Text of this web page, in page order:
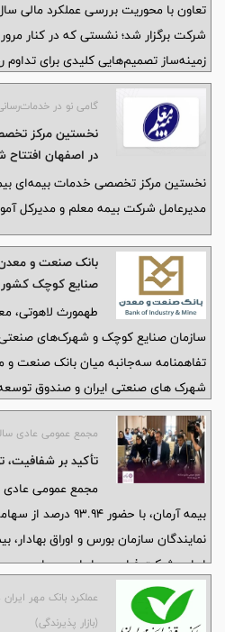
شرکت برگزار شد؛ نشستی که در کنار
زمینه‌ساز تصمیم‌هایی کلیدی برای
جدید بود
گامی نو در
نخستین مرکز
در اصفهان افتتاح
نخستین مرکز تخصصی خدمات بیمه‌ای
مدیرعامل شرکت بیمه معلم و مدیرکل
بانک صنعت و
صنایع کوچک کشور
طهمورث لاهوتی،
سازمان صنایع کوچک و شهرک‌های
تفاهمنامه سه‌جانبه میان بانک صنعت
شهرک‌ های صنعتی ایران و صندوق توسعه
مجمع عمومی عادی
تأکید بر شفافیت،
مجمع عمومی
بیمه آرمان، با حضور
نمایندگان سازمان بورس و اوراق
ایران، شرکت فرابورس ایران، حسابرس
(بازار پذیرندگی)